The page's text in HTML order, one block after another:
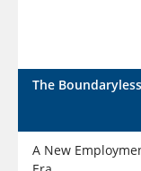
The
A New